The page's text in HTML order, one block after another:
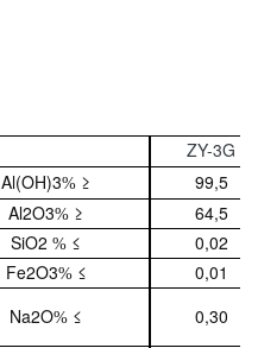
ZY-3G
Al(OH)3% ≥
99,5
Al2O3% ≥
64,5
SiO2 % ≤
0,02
Fe2O3% ≤
0,01
Na2O% ≤
0,30